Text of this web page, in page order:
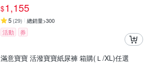
$1,155
5 (29) 總銷量>300
活動 券
滿意寶寶 活潑寶寶紙尿褲 箱購(Ｌ/XL)任選